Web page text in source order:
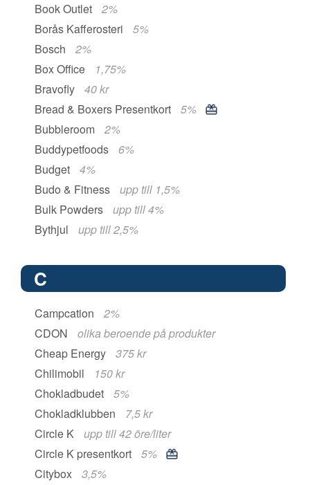
Book Outlet
2%
Borås Kafferosteri
5%
Bosch
2%
Box Office
1,75%
Bravofly
40 kr
Bread & Boxers Presentkort
5%
Bubbleroom
2%
Buddypetfoods
6%
Budget
4%
Budo & Fitness
upp till 1,5%
Bulk Powders
upp till 4%
Bythjul
upp till 2,5%
C
Campcation
2%
CDON
olika beroende på produkter
Cheap Energy
375 kr
Chilimobil
150 kr
Chokladbudet
5%
Chokladklubben
7,5 kr
Circle K
upp till 42 öre/liter
Circle K presentkort
5%
Citybox
3,5%